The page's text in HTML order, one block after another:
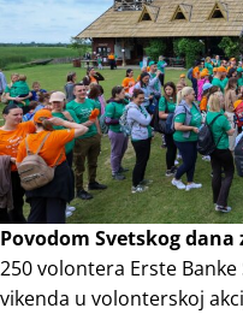
Povodom Svetskog
250 volontera Erste
vikenda u volonterskoj